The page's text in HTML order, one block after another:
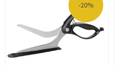
-20%